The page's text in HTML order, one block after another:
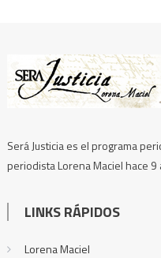
Será Justicia es el programa
periodista Lorena Maciel hace 9
LINKS RÁPIDOS
Lorena Maciel